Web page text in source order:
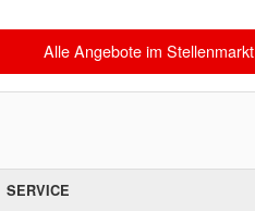
Alle Angebote im Stellenmarkt
SERVICE